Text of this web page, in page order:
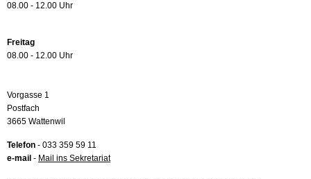
08.00 - 12.00 Uhr
Freitag
08.00 - 12.00 Uhr
Vorgasse 1
Postfach
3665 Wattenwil
Telefon - 033 359 59 11
e-mail - Mail ins Sekretariat